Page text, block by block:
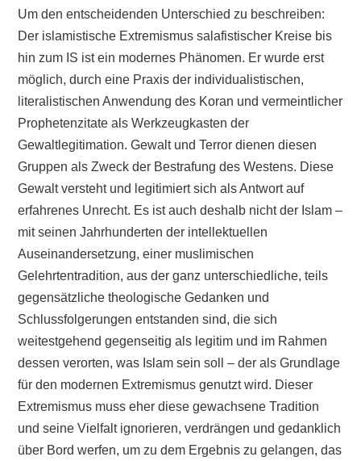
Um den entscheidenden Unterschied zu beschreiben:
Der islamistische Extremismus salafistischer Kreise bis
hin zum IS ist ein modernes Phänomen. Er wurde erst
möglich, durch eine Praxis der individualistischen,
literalistischen Anwendung des Koran und vermeintlicher
Prophetenzitate als Werkzeugkasten der
Gewaltlegitimation. Gewalt und Terror dienen diesen
Gruppen als Zweck der Bestrafung des Westens. Diese
Gewalt versteht und legitimiert sich als Antwort auf
erfahrenes Unrecht. Es ist auch deshalb nicht der Islam –
mit seinen Jahrhunderten der intellektuellen
Auseinandersetzung, einer muslimischen
Gelehrtentradition, aus der ganz unterschiedliche, teils
gegensätzliche theologische Gedanken und
Schlussfolgerungen entstanden sind, die sich
weitestgehend gegenseitig als legitim und im Rahmen
dessen verorten, was Islam sein soll – der als Grundlage
für den modernen Extremismus genutzt wird. Dieser
Extremismus muss eher diese gewachsene Tradition
und seine Vielfalt ignorieren, verdrängen und gedanklich
über Bord werfen, um zu dem Ergebnis zu gelangen, das